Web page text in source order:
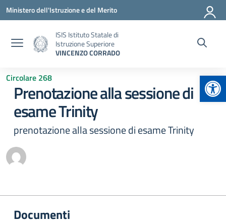
Vai ai contenuti
Vai al menu di navigazione
Vai al footer
Ministero dell'Istruzione e del Merito
ISIS Istituto Statale di
Istruzione Superiore
VINCENZO CORRADO
Circolare 268
Prenotazione alla sessione di
esame Trinity
prenotazione alla sessione di esame Trinity
Documenti